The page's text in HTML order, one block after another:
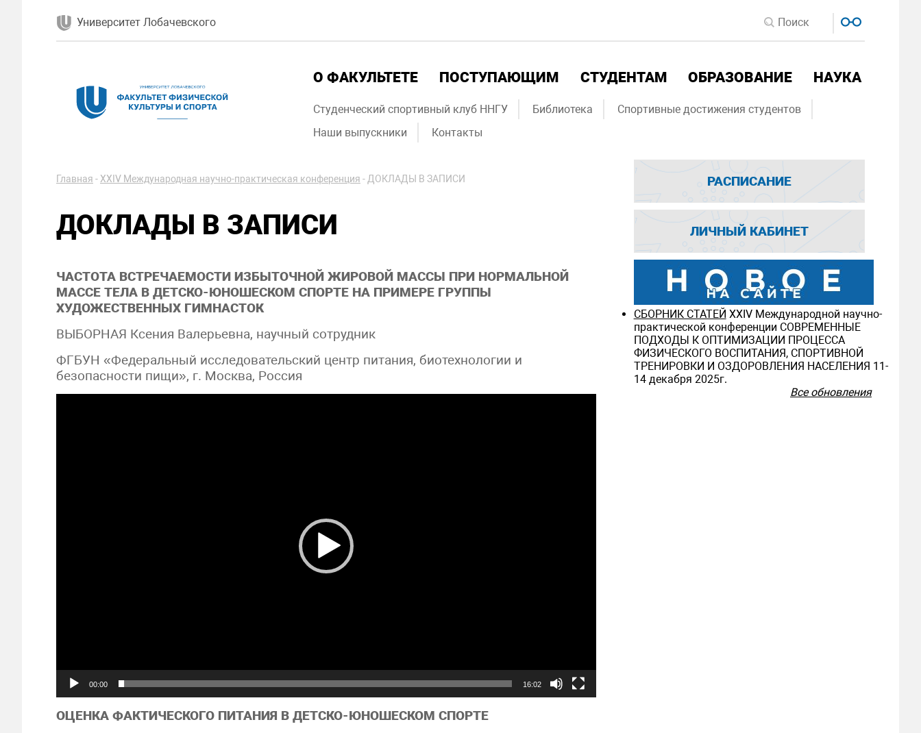
Университет Лобачевского
О ФАКУЛЬТЕТЕ ПОСТУПАЮЩИМ СТУДЕНТАМ ОБРАЗОВАНИЕ НАУКА
Студенческий спортивный клуб ННГУ Библиотека
Спортивные достижения студентов
Наши выпускники
Контакты
Главная - ХXIV Международная научно-практическая конференция -ДОКЛАДЫ В ЗАПИСИ
ДОКЛАДЫ В ЗАПИСИ
ЧАСТОТА ВСТРЕЧАЕМОСТИ ИЗБЫТОЧНОЙ ЖИРОВОЙ МАССЫ ПРИ НОРМАЛЬНОЙ
МАССЕ ТЕЛА В ДЕТСКО-ЮНОШЕСКОМ СПОРТЕ НА ПРИМЕРЕ ГРУППЫ
ХУДОЖЕСТВЕННЫХ ГИМНАСТОК
ВЫБОРНАЯ Ксения Валерьевна, научный сотрудник
ФГБУН «Федеральный исследовательский центр питания, биотехнологии и
безопасности пищи», г. Москва, Россия
00:00 16:02
ОЦЕНКА ФАКТИЧЕСКОГО ПИТАНИЯ В ДЕТСКО-ЮНОШЕСКОМ СПОРТЕ
РАСПИСАНИЕ
ЛИЧНЫЙ КАБИНЕТ
СБОРНИК СТАТЕЙ ХXIV Международной научно-
практической конференции СОВРЕМЕННЫЕ
ПОДХОДЫ К ОПТИМИЗАЦИИ ПРОЦЕССА
ФИЗИЧЕСКОГО ВОСПИТАНИЯ, СПОРТИВНОЙ
ТРЕНИРОВКИ И ОЗДОРОВЛЕНИЯ НАСЕЛЕНИЯ 11-
14 декабря 2025г.
Все обновления